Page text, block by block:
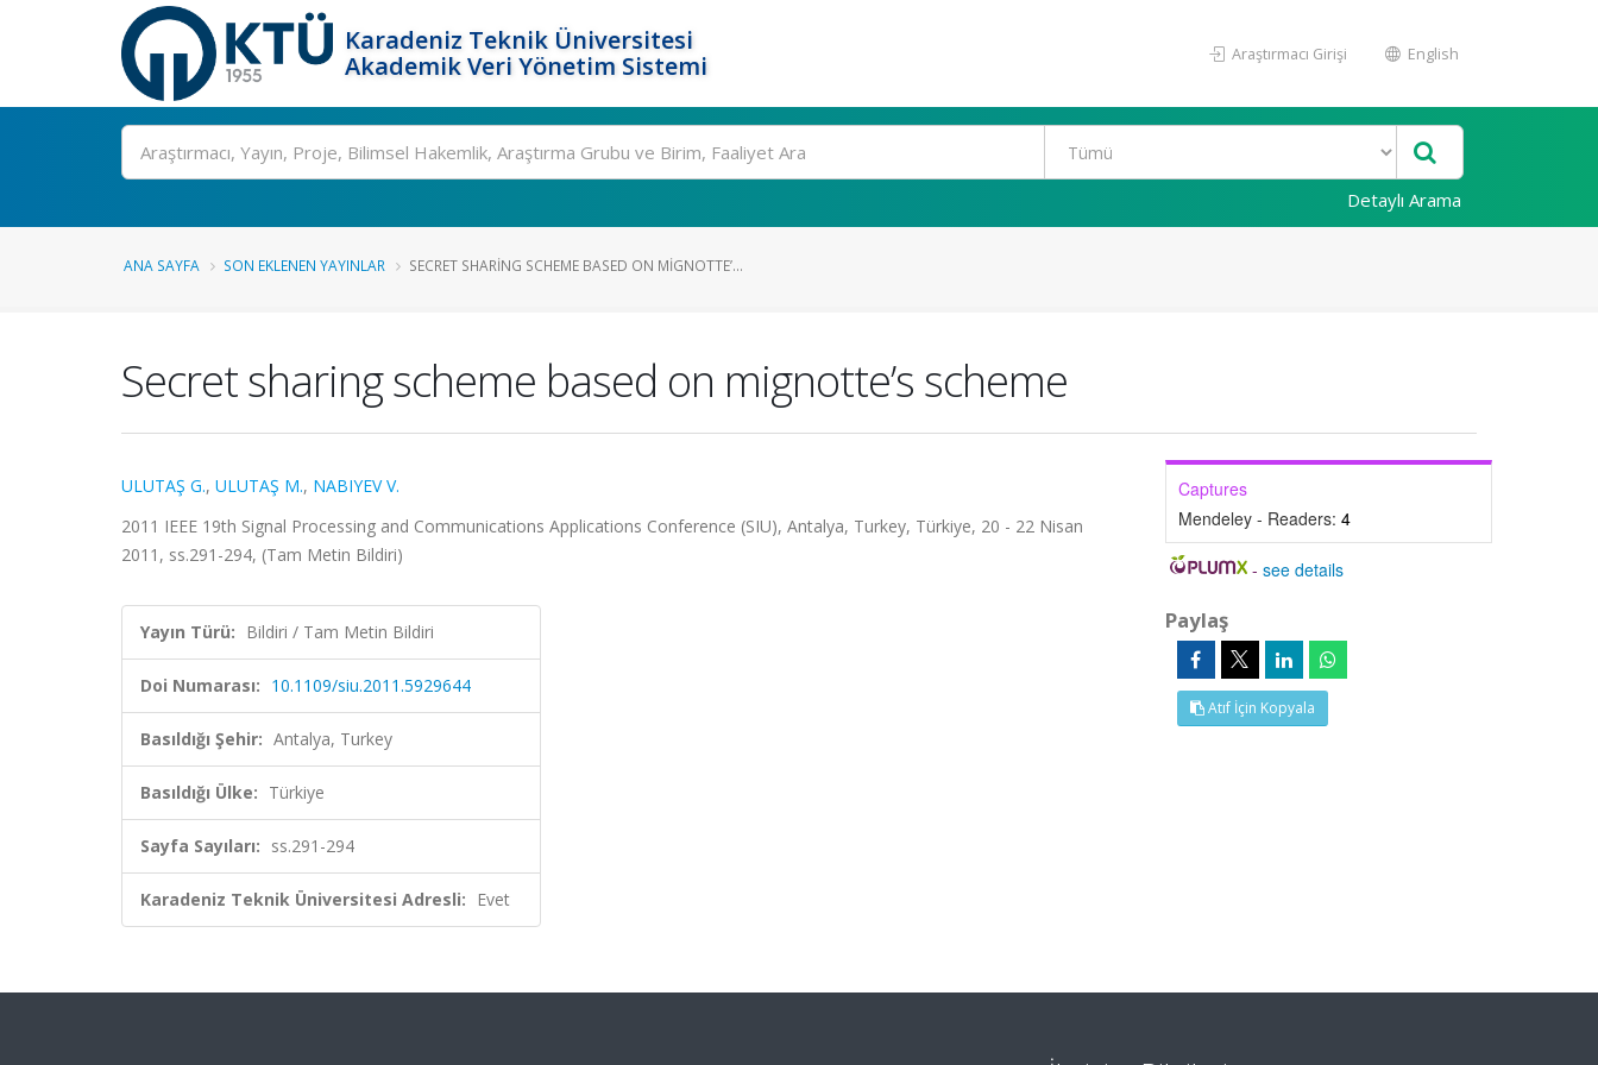
Karadeniz Teknik Üniversitesi
Akademik Veri Yönetim Sistemi
Araştırmacı Girişi English
Ara
Detaylı Arama
ANA SAYFA SON EKLENEN YAYINLAR SECRET SHARING SCHEME BASED ON MIGNOTTE’...
Secret sharing scheme based on mignotte’s scheme
ULUTAŞ G., ULUTAŞ M., NABIYEV V.
2011 IEEE 19th Signal Processing and Communications Applications Conference (SIU), Antalya, Turkey, Türkiye, 20 - 22 Nisan
2011, ss.291-294, (Tam Metin Bildiri)
Yayın Türü: Bildiri / Tam Metin Bildiri
Doi Numarası: 10.1109/siu.2011.5929644
Basıldığı Şehir: Antalya, Turkey
Basıldığı Ülke: Türkiye
Sayfa Sayıları: ss.291-294
Karadeniz Teknik Üniversitesi Adresli: Evet
Captures
Mendeley - Readers: 4
-see details
Paylaş
Atıf İçin Kopyala